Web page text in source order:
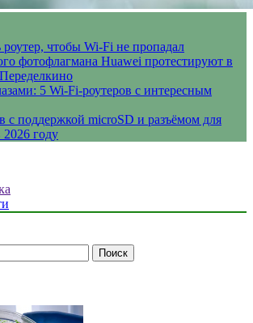
роутер, чтобы Wi-Fi не пропадал
фотофлагмана Huawei протестируют в
5 Wi-Fi-роутеров с интересным
с поддержкой microSD и разъёмом для
году